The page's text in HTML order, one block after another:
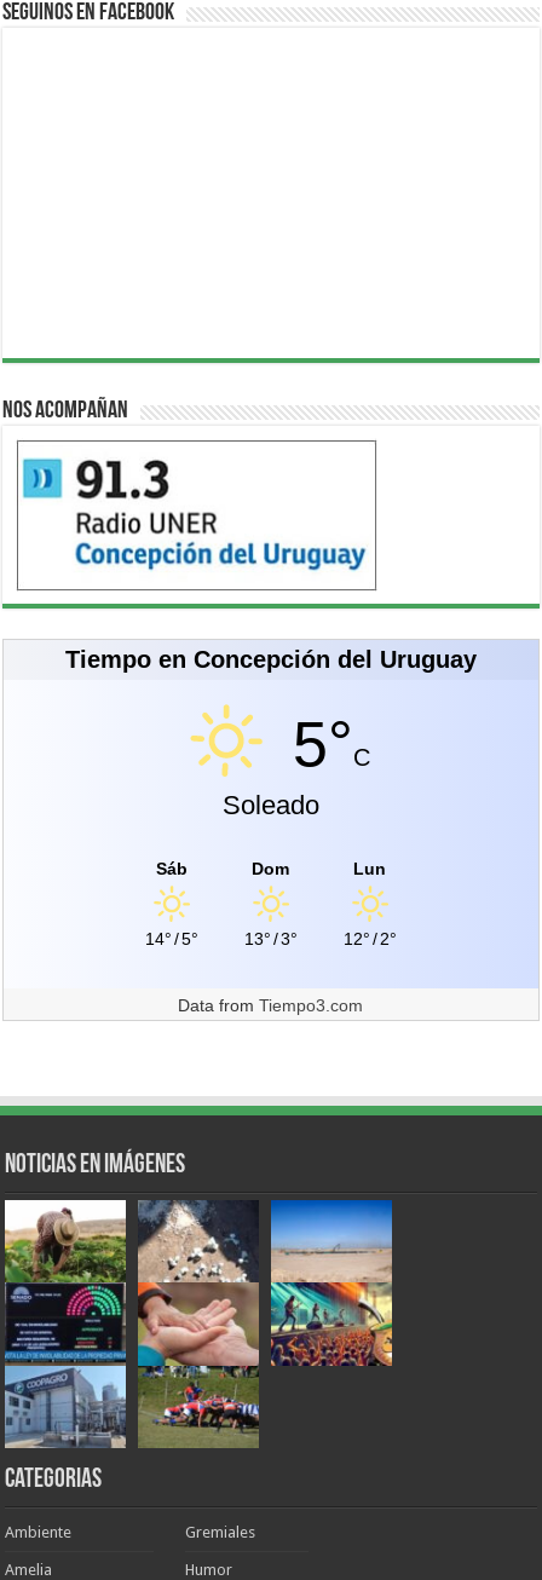
Seguinos en Facebook
Nos acompañan
Tiempo en Concepción del Uruguay
5°C
Soleado
Sáb
14°/5°
Dom
13°/3°
Lun
12°/2°
Data fromTiempo3.com
Noticias en Imágenes
Categorias
Ambiente
Amelia
Gremiales
Humor